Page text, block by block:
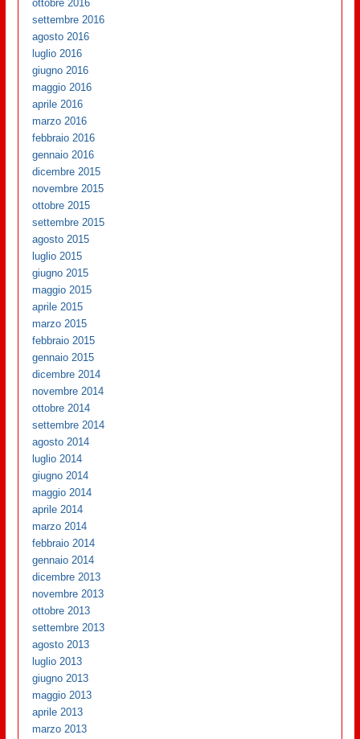
ottobre 2016
settembre 2016
agosto 2016
luglio 2016
giugno 2016
maggio 2016
aprile 2016
marzo 2016
febbraio 2016
gennaio 2016
dicembre 2015
novembre 2015
ottobre 2015
settembre 2015
agosto 2015
luglio 2015
giugno 2015
maggio 2015
aprile 2015
marzo 2015
febbraio 2015
gennaio 2015
dicembre 2014
novembre 2014
ottobre 2014
settembre 2014
agosto 2014
luglio 2014
giugno 2014
maggio 2014
aprile 2014
marzo 2014
febbraio 2014
gennaio 2014
dicembre 2013
novembre 2013
ottobre 2013
settembre 2013
agosto 2013
luglio 2013
giugno 2013
maggio 2013
aprile 2013
marzo 2013